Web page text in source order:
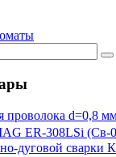
d=0,8
ER-308LSi
дуговой сварки